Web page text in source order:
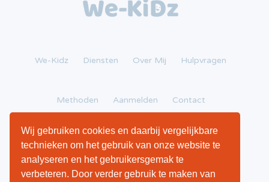
Wij gebruiken cookies en daarbij vergelijkbare
technieken om het gebruik van onze website te
analyseren en het gebruikersgemak te
verbeteren. Door verder gebruik te maken van
We-Kidz Diensten Over Mij Hulpvragen
Methoden Aanmelden Contact
Algemene voorwaarden Privacy Policy
© 2026 We-Kidz